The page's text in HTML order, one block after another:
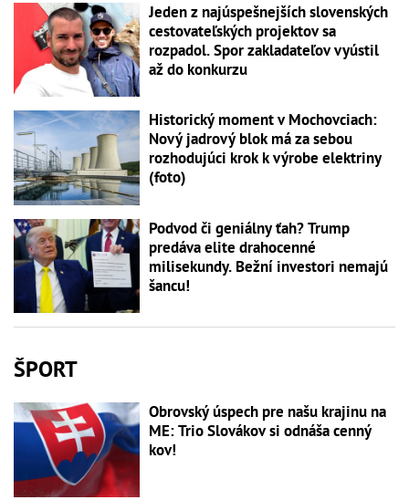
Jeden z najúspešnejších slovenských
cestovateľských projektov sa
rozpadol. Spor zakladateľov vyústil
až do konkurzu
Historický moment v Mochovciach:
Nový jadrový blok má za sebou
rozhodujúci krok k výrobe elektriny
(foto)
Podvod či geniálny ťah? Trump
predáva elite drahocenné
milisekundy. Bežní investori nemajú
šancu!
ŠPORT
Obrovský úspech pre našu krajinu na
ME: Trio Slovákov si odnáša cenný
kov!